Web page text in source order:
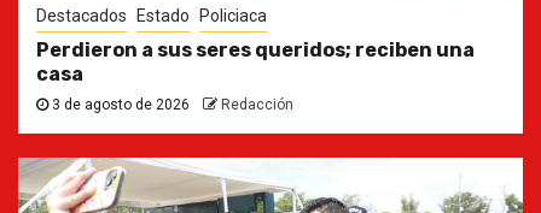
Destacados Estado Policiaca
Perdieron a sus seres queridos; reciben una
casa
3 de agosto de 2026 Redacción